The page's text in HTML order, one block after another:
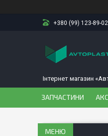
+380 (99) 123-89-02
Інтернет магазин
ЗАПЧАСТИНИ